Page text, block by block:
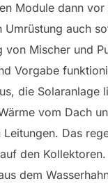
Module dann vor
Umrüstung auch
von Mischer und
Vorgabe
die Solaranlage
vom Dach
Das
den
dem